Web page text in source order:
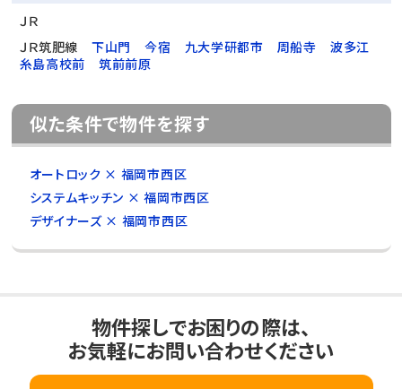
ＪＲ
ＪＲ筑肥線
下山門 今宿 九大学研都市 周船寺
波多江
糸島高校前
筑前前原
似た条件で物件を探す
オートロック × 福岡市西区
システムキッチン × 福岡市西区
デザイナーズ × 福岡市西区
物件探しでお困りの際は、
お気軽にお問い合わせください